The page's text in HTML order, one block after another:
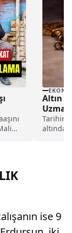
Altın
Tarihin
altında
ise 9